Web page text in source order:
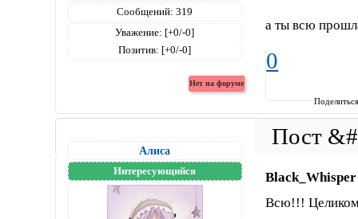
Сообщений: 319
Уважение: [+0/-0]
Позитив: [+0/-0]
а ты всю
0
Алиса
Интересующийся
Black_Whisper
Всю!!! Целиком